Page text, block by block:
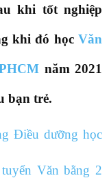
khi tốt nghiệp
khi đó học Văn
năm 2021
bạn trẻ.
Điều dưỡng học
Văn bằng 2